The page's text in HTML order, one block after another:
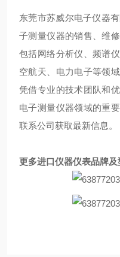
东莞市苏威尔电子仪器
子测量仪器的销售、维
包括网络分析仪、频谱
空航天、电力电子等领
凭借专业的技术团队和
电子测量仪器领域的重
联系公司获取最新信息。
更多进口仪器仪表品牌及